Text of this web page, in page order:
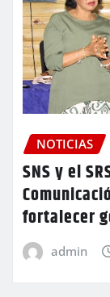
NOTICIAS
SNS y el
fortalecer
admin